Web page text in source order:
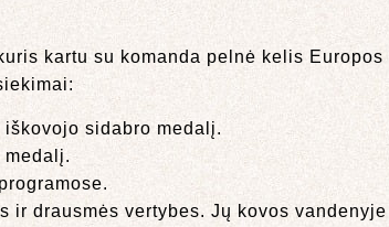
kartu su komanda pelnė kelis
sidabro medalį.
medalį.
ir drausmės vertybes. Jų kovos